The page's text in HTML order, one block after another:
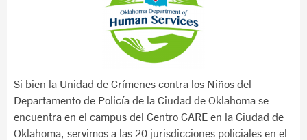
Si bien la Unidad de Crímenes contra los Niños del
Departamento de Policía de la Ciudad de Oklahoma se
encuentra en el campus del Centro CARE en la Ciudad de
Oklahoma, servimos a las 20 jurisdicciones policiales en el